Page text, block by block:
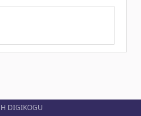
DIGIKOGU